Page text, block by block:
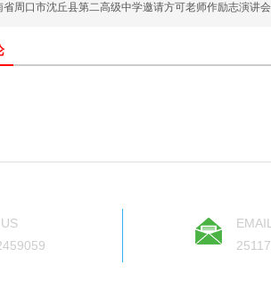
省周口市沈丘县第二高级中学邀请方可老师作励志演讲会
EMAIL